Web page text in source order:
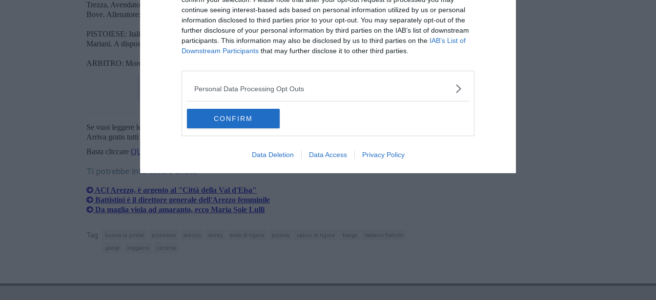
continue seeing interest-based ads based on personal information utilized by us or personal
information disclosed to third parties prior to your opt-out. You may separately opt-out of the
further disclosure of your personal information by third parties on the IAB’s list of downstream
participants. This information may also be disclosed by us to third parties on the IAB’s List of
Downstream Participants that may further disclose it to other third parties.
Personal Data Processing Opt Outs
CONFIRM
Data Deletion Data Access Privacy Policy
Trezza, Avendato, Mencucci, Così, Cirri, Casini, Orlandi, Fanciulli,
Bove. Allenatore: Bonci
PISTOIESE: Italiano, Franchi, Diamanti, Cocco, Baroni, Zanini, Toppi, Mannucci, Pompignoli, Valoriani,
Mariani. A disposizione: Demarchi, Brundo, Gangi, Naldoni, Nigro, Pini, Viggiano. Allenatore: Nicoli
ARBITRO: Moretti sez. Cesena
Se vuoi leggere le notizie principali della Toscana iscriviti allaNewsletter QUInews - ToscanaMedia.
Arriva gratis tutti i giorni alle 20:00 direttamente nella tua casella di posta.
Basta cliccare QUI
Ti potrebbe interessare anche:
ACf Arezzo, è argento al "Città della Val d'Elsa"
Battistini è il direttore generale dell'Arezzo femminile
Da maglia viola ad amaranto, ecco Maria Sole Lulli
Tag buona la prima! pistoiese arezzo derby area di rigore pistoia calcio di rigore barga
italiano franchi
gangi
viggiano cesena